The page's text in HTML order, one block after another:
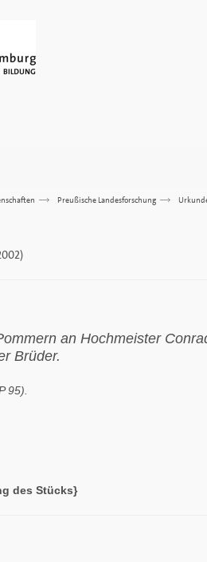
>>> Preußische Landesforschung >>>
an Hochmeister
Brüder.
95).
des Stücks}